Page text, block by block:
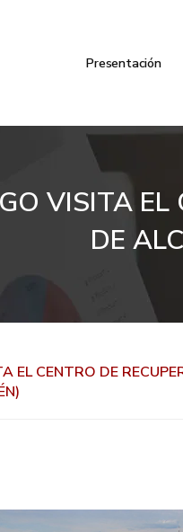
Presentación
VISITA EL
DE
EL CENTRO DE